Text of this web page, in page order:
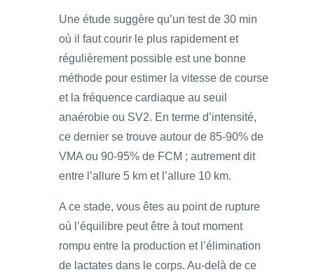
Une étude suggère qu’un test de 30 min
où il faut courir le plus rapidement et
régulièrement possible est une bonne
méthode pour estimer la vitesse de course
et la fréquence cardiaque au seuil
anaérobie ou SV2. En terme d’intensité,
ce dernier se trouve autour de 85-90% de
VMA ou 90-95% de FCM ; autrement dit
entre l’allure 5 km et l’allure 10 km.
A ce stade, vous êtes au point de rupture
où l’équilibre peut être à tout moment
rompu entre la production et l’élimination
de lactates dans le corps. Au-delà de ce